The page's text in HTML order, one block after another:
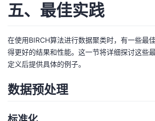
五、最佳实践
在使用BIRCH算法进行数据聚类时，有一些最
得更好的结果和性能。这一节将详细探讨这些
定义后提供具体的例子。
数据预处理